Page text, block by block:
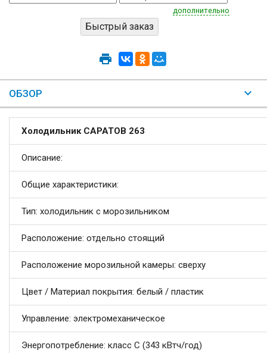
дополнительно
ОБЗОР
Холодильник САРАТОВ 263
Описание:
Общие характеристики:
Тип: холодильник с морозильником
Расположение: отдельно стоящий
Расположение морозильной камеры: сверху
Цвет / Материал покрытия: белый / пластик
Управление: электромеханическое
Энергопотребление: класс C (343 кВтч/год)